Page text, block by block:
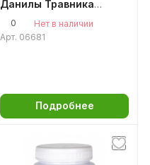
Данилы Травника
витамины для
эндокринной системы
0
Нет в наличии
Арт. 06681
Подробнее